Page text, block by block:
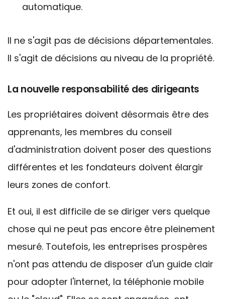
automatique.
Il ne s'agit pas de décisions départementales.
Il s'agit de décisions au niveau de la propriété.
La nouvelle responsabilité des dirigeants
Les propriétaires doivent désormais être des
apprenants, les membres du conseil
d'administration doivent poser des questions
différentes et les fondateurs doivent élargir
leurs zones de confort.
Et oui, il est difficile de se diriger vers quelque
chose qui ne peut pas encore être pleinement
mesuré. Toutefois, les entreprises prospères
n'ont pas attendu de disposer d'un guide clair
pour adopter l'internet, la téléphonie mobile